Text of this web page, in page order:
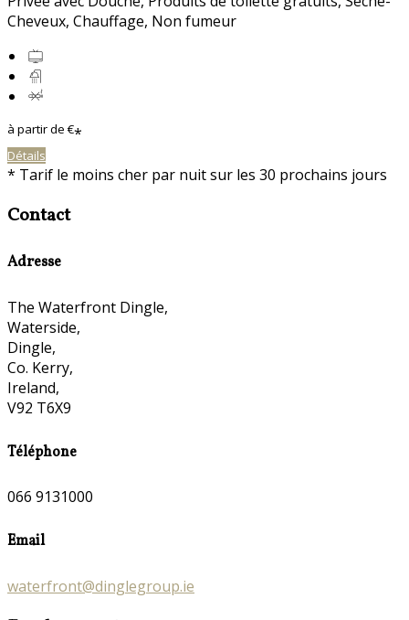
Cheveux, Chauffage, Non fumeur
à partir de €*
Détails
* Tarif le moins cher par nuit sur les 30 prochains jours
Contact
Adresse
The Waterfront Dingle,
Waterside,
Dingle,
Co. Kerry,
Ireland,
V92 T6X9
Téléphone
066 9131000
Email
waterfront@dinglegroup.ie